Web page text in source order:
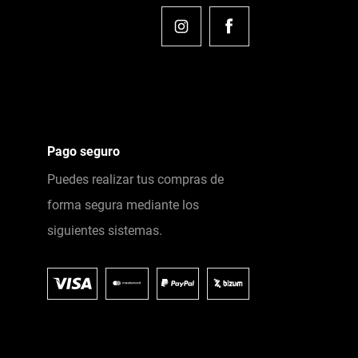
Pago seguro
Puedes realizar tus compras de
forma segura mediante los
siguientes sistemas.